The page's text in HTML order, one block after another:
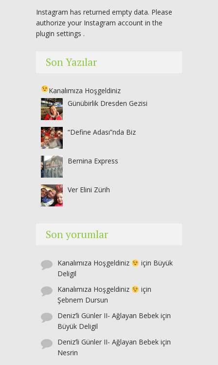
Instagram has returned empty data. Please
authorize your Instagram account in the
plugin settings .
Son Yazılar
Kanalımıza Hoşgeldiniz
Günübirlik Dresden Gezisi
“Define Adası”nda Biz
Bernina Express
Ver Elini Zürih
Son yorumlar
Kanalımıza Hoşgeldiniz için Büyük
Deligil
Kanalımıza Hoşgeldiniz
için
Şebnem Dursun
Deniz’li Günler II- Ağlayan Bebek için
Büyük Deligil
Deniz’li Günler II- Ağlayan Bebek için
Nesrin